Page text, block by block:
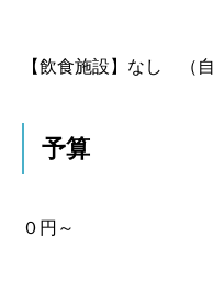
【飲食施設】 なし （自
予算
０円～